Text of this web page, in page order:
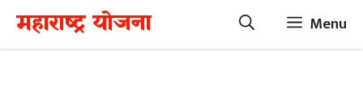
Skip
content
महाराष्ट्र योजना Menu